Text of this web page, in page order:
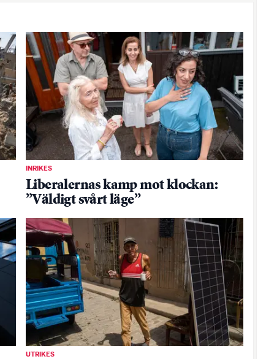
INRIKES
Liberalernas kamp mot klockan:
”Väldigt svårt läge”
UTRIKES